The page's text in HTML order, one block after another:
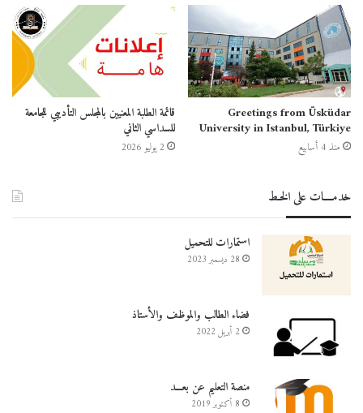
Greetings from Üsküdar
University in Istanbul, Türkiye
منذ 4 أسابيع
قائمة الطلبة المعنيين بالمجلس التأديبي للجامعة
للسداسي الثاني
2 يوليو 2026
خدمــــات على الخـط
استمارات للتحميل
28 ديسمبر 2023
فضاء الطالب والموظف والأستاذ
2 أبريل 2022
منصة التعليم عن بعـــد
8 أكتوبر 2019